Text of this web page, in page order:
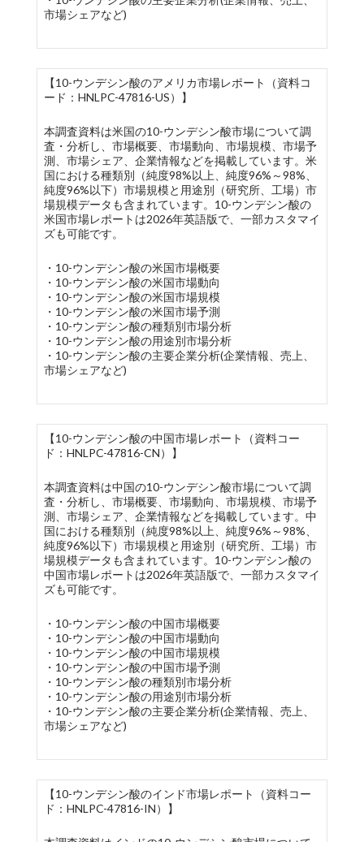
市場シェアなど)
【10-ウンデシン酸のアメリカ市場レポート（資料コ
ード：HNLPC-47816-US）】
本調査資料は米国の10-ウンデシン酸市場について調
査・分析し、市場概要、市場動向、市場規模、市場予
測、市場シェア、企業情報などを掲載しています。米
国における種類別（純度98%以上、純度96%～98%、
純度96%以下）市場規模と用途別（研究所、工場）市
場規模データも含まれています。10-ウンデシン酸の
米国市場レポートは2026年英語版で、一部カスタマイ
ズも可能です。
・10-ウンデシン酸の米国市場概要
・10-ウンデシン酸の米国市場動向
・10-ウンデシン酸の米国市場規模
・10-ウンデシン酸の米国市場予測
・10-ウンデシン酸の種類別市場分析
・10-ウンデシン酸の用途別市場分析
・10-ウンデシン酸の主要企業分析(企業情報、売上、
市場シェアなど)
【10-ウンデシン酸の中国市場レポート（資料コー
ド：HNLPC-47816-CN）】
本調査資料は中国の10-ウンデシン酸市場について調
査・分析し、市場概要、市場動向、市場規模、市場予
測、市場シェア、企業情報などを掲載しています。中
国における種類別（純度98%以上、純度96%～98%、
純度96%以下）市場規模と用途別（研究所、工場）市
場規模データも含まれています。10-ウンデシン酸の
中国市場レポートは2026年英語版で、一部カスタマイ
ズも可能です。
・10-ウンデシン酸の中国市場概要
・10-ウンデシン酸の中国市場動向
・10-ウンデシン酸の中国市場規模
・10-ウンデシン酸の中国市場予測
・10-ウンデシン酸の種類別市場分析
・10-ウンデシン酸の用途別市場分析
・10-ウンデシン酸の主要企業分析(企業情報、売上、
市場シェアなど)
【10-ウンデシン酸のインド市場レポート（資料コー
ド：HNLPC-47816-IN）】